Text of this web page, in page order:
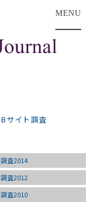
MENU
サイト調査
査2014
査2012
査2010